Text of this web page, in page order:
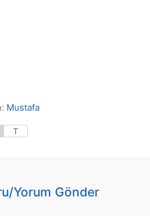
Mustafa
T
Yorum Gönder